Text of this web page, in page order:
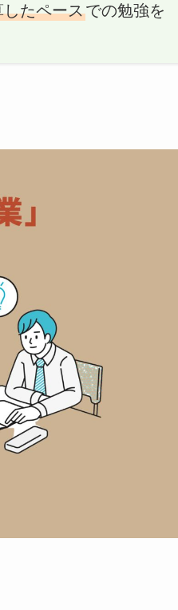
たペースでの勉強を